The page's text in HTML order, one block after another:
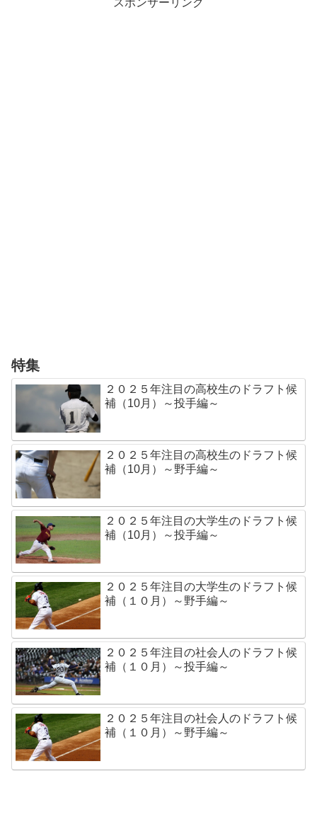
スポンサーリンク
特集
２０２５年注目の高校生のドラフト候
補（10月）～投手編～
２０２５年注目の高校生のドラフト候
補（10月）～野手編～
２０２５年注目の大学生のドラフト候
補（10月）～投手編～
２０２５年注目の大学生のドラフト候
補（１０月）～野手編～
２０２５年注目の社会人のドラフト候
補（１０月）～投手編～
２０２５年注目の社会人のドラフト候
補（１０月）～野手編～